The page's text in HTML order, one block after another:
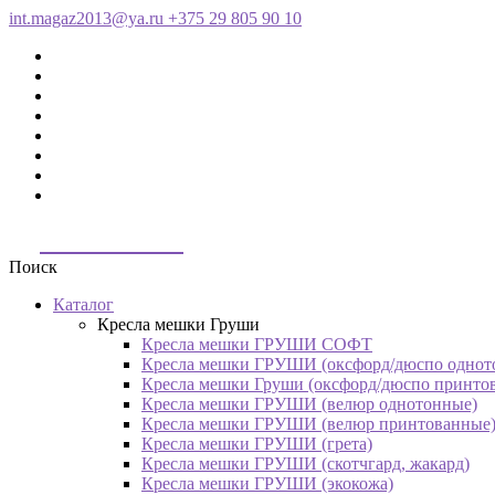
int.magaz2013@ya.ru +375 29 805 90 10
Поиск
Каталог
Кресла мешки Груши
Кресла мешки ГРУШИ СОФТ
Кресла мешки ГРУШИ (оксфорд/дюспо
Кресла мешки Груши (оксфорд/дюспо
Кресла мешки ГРУШИ (велюр однотонные)
Кресла мешки ГРУШИ (велюр принтованные)
Кресла мешки ГРУШИ (грета)
Кресла мешки ГРУШИ (скотчгард, жакард)
Кресла мешки ГРУШИ (экокожа)